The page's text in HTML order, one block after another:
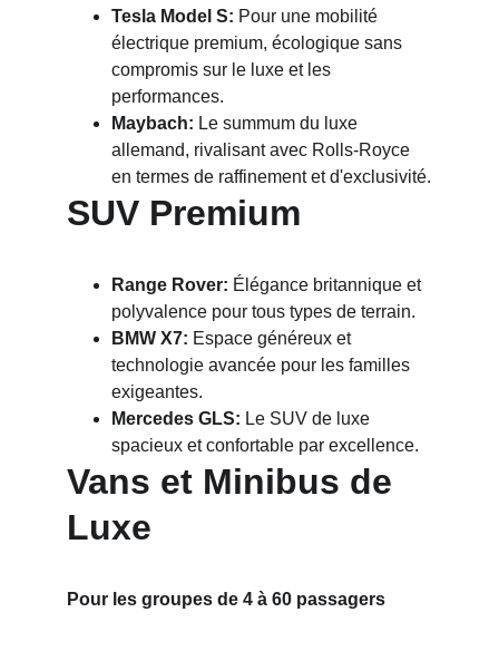
Tesla Model S: Pour une mobilité
électrique premium, écologique sans
compromis sur le luxe et les
performances.
Maybach: Le summum du luxe
allemand, rivalisant avec Rolls-Royce
en termes de raffinement et d'exclusivité.
SUV Premium
Range Rover: Élégance britannique et
polyvalence pour tous types de terrain.
BMW X7: Espace généreux et
technologie avancée pour les familles
exigeantes.
Mercedes GLS: Le SUV de luxe
spacieux et confortable par excellence.
Vans et Minibus de
Luxe
Pour les groupes de 4 à 60 passagers